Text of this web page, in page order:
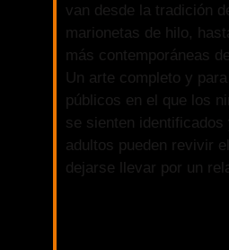
van desde la tradición
marionetas de hilo,
más contemporáneas
Un arte completo y
públicos en el que los
se sienten identificados
adultos pueden revivir
dejarse llevar por un